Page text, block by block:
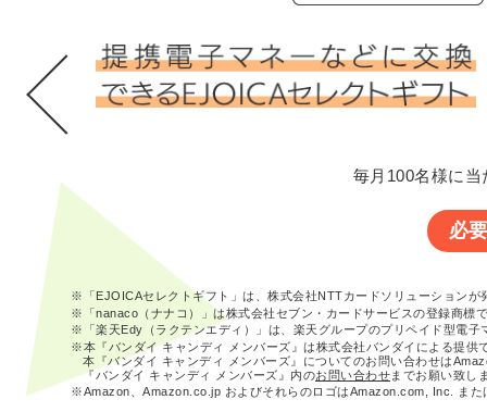
毎月100名様に
必
※「EJOICAセレクトギフト」は、株式会社NTTカードソリューションが
※「nanaco（ナナコ）」は株式会社セブン・カードサービスの登録商標
※「楽天Edy（ラクテンエディ）」は、楽天グループのプリペイド型電子
※本『バンダイ キャンディ メンバーズ』は株式会社バンダイによる提供
本『バンダイ キャンディ メンバーズ』についてのお問い合わせは
『バンダイ キャンディ メンバーズ』内のお問い合わせまでお願い致し
※Amazon、Amazon.co.jp およびそれらのロゴはAmazon.com, Inc. また